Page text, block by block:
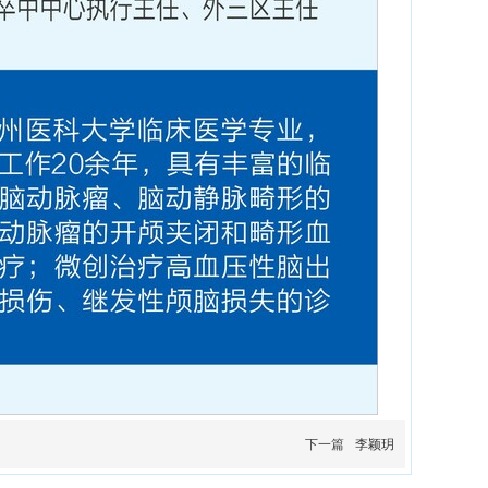
下一篇 李颖玥